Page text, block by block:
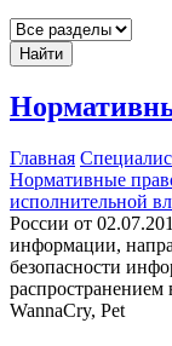
Найти
Главная
Нормативные
исполнительной
России от
информации,
безопасности
распространением
WannaCry, Pet